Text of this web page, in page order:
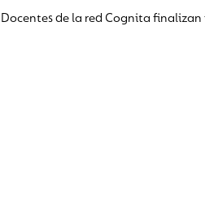
Docentes de la red Cognita